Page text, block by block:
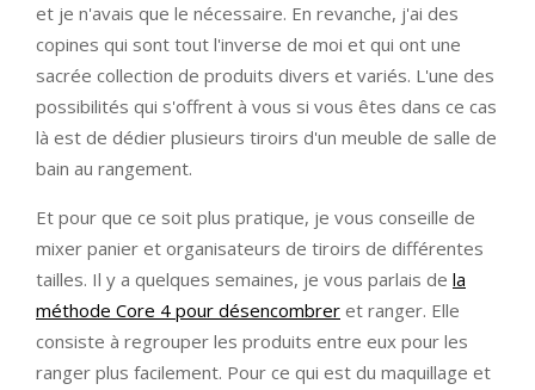
et je n'avais que le nécessaire. En revanche, j'ai des
copines qui sont tout l'inverse de moi et qui ont une
sacrée collection de produits divers et variés. L'une des
possibilités qui s'offrent à vous si vous êtes dans ce cas
là est de dédier plusieurs tiroirs d'un meuble de salle de
bain au rangement.
Et pour que ce soit plus pratique, je vous conseille de
mixer panier et organisateurs de tiroirs de différentes
tailles. Il y a quelques semaines, je vous parlais de la
méthode Core 4 pour désencombrer et ranger. Elle
consiste à regrouper les produits entre eux pour les
ranger plus facilement. Pour ce qui est du maquillage et